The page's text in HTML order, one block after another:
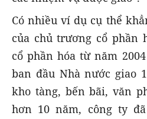
Có nhiều ví dụ cụ thể
của chủ trương cổ phần
cổ phần hóa từ năm
ban đầu Nhà nước giao
kho tàng, bến bãi, văn
hơn 10 năm, công ty